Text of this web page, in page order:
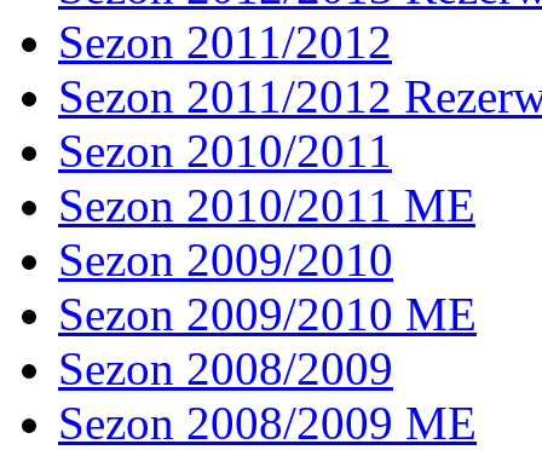
Sezon 2011/2012
Sezon 2011/2012
Sezon 2010/2011
Sezon 2010/2011 ME
Sezon 2009/2010
Sezon 2009/2010 ME
Sezon 2008/2009
Sezon 2008/2009 ME